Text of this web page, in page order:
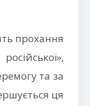
прохання
та за
ця